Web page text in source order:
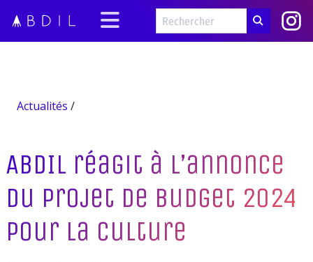
Actualités /
ABDIL réagit à l’annonce
du projet de budget 2024
pour la culture